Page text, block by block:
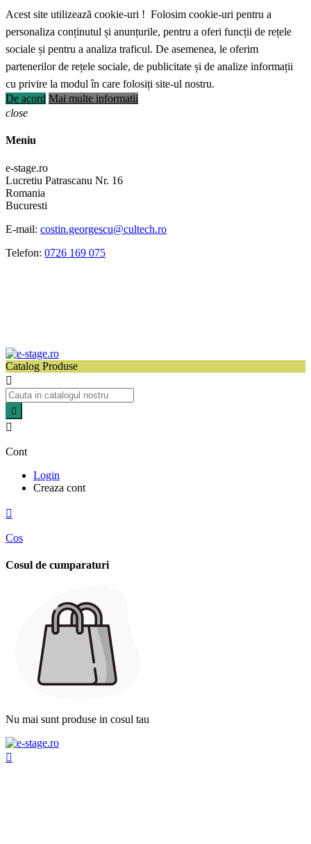
Acest site utilizează cookie-uri ! Folosim cookie-uri pentru a
personaliza conținutul și anunțurile, pentru a oferi funcții de rețele
sociale și pentru a analiza traficul. De asemenea, le oferim
partenerilor de rețele sociale, de publicitate și de analize informații
cu privire la modul în care folosiți site-ul nostru.
De acord Mai multe informatii
close
Meniu
e-stage.ro
Lucretiu Patrascanu Nr. 16
Romania
Bucuresti
E-mail: costin.georgescu@cultech.ro
Telefon: 0726 169 075
Catalog Produse



Cont
Login
Creaza cont

Cos
Cosul de cumparaturi
Nu mai sunt produse in cosul tau
